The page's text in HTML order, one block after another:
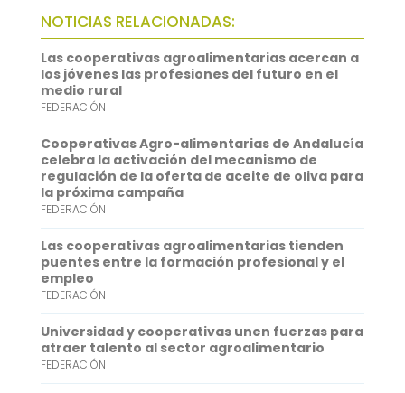
b
o
o
k
t
t
e
r
a
i
l
h
a
t
s
A
p
p
L
i
n
k
e
d
I
n
NOTICIAS RELACIONADAS:
Las cooperativas agroalimentarias acercan a
los jóvenes las profesiones del futuro en el
medio rural
FEDERACIÓN
Cooperativas Agro-alimentarias de Andalucía
celebra la activación del mecanismo de
regulación de la oferta de aceite de oliva para
la próxima campaña
FEDERACIÓN
Las cooperativas agroalimentarias tienden
puentes entre la formación profesional y el
empleo
FEDERACIÓN
Universidad y cooperativas unen fuerzas para
atraer talento al sector agroalimentario
FEDERACIÓN